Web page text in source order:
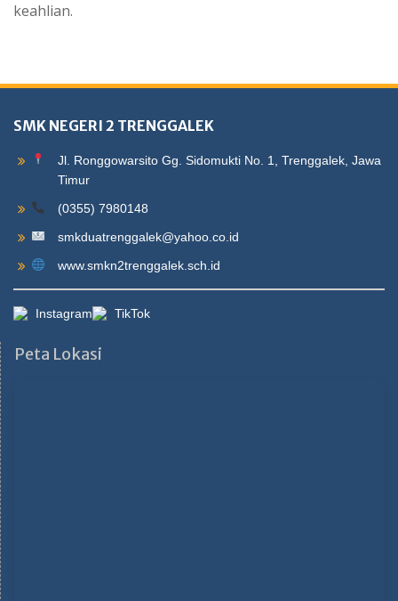
keahlian.
SMK NEGERI 2 TRENGGALEK
Jl. Ronggowarsito Gg. Sidomukti No. 1, Trenggalek, Jawa
Timur
(0355) 7980148
smkduatrenggalek@yahoo.co.id
www.smkn2trenggalek.sch.id
Instagram TikTok
Peta Lokasi